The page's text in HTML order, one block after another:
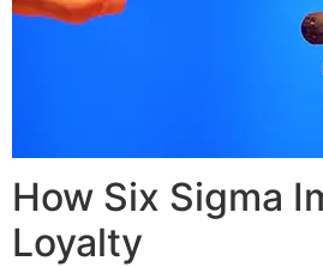
How Six Sigma
Loyalty